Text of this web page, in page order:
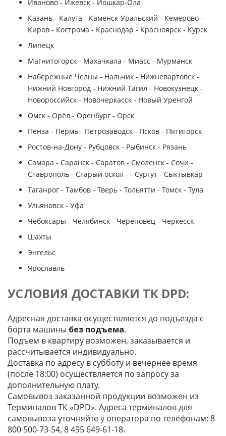
Иваново - Ижевск - Йошкар-Ола
Казань - Калуга - Каменск-Уральский - Кемерово -
Киров - Кострома - Краснодар - Красноярск - Курск
Липецк
Магнитогорск - Махачкала - Миасс - Мурманск
Набережные Челны - Нальчик - Нижневартовск -
Нижний Новгород - Нижний Тагил - Новокузнецк -
Новороссийск - Новочеркасск - Новый Уренгой
Омск - Орёл - Оренбург - Орск
Пенза - Пермь - Петрозаводск - Псков - Пятигорск
Ростов-на-Дону - Рубцовск - Рыбинск - Рязань
Самара - Саранск - Саратов - Смоленск - Сочи -
Ставрополь - Старый оскол - - Сургут - Сыктывкар
Таганрог - Тамбов - Тверь - Тольятти - Томск - Тула
Ульяновск - Уфа
Чебоксары - Челябинск - Череповец - Черкесск
Шахты
Энгельс
Ярославль
УСЛОВИЯ ДОСТАВКИ ТК DPD:
Адресная доставка осуществляется до подъезда с
борта машины без подъема.
Подъем в квартиру возможен, заказывается и
рассчитывается индивидуально.
Доставка по адресу в субботу и вечернее время
(после 18:00) осуществляется по запросу за
дополнительную плату.
Самовывоз заказанной продукции возможен из
Терминалов ТК «DPD». Адреса терминалов для
самовывоза уточняйте у оператора по телефонам: 8
800 500-73-54, 8 495 649-61-18.